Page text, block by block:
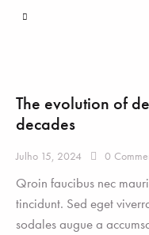
The evolution of
decades
Julho 15, 2024 0
Qroin faucibus nec
tincidunt. Sed eget
sodales augue a